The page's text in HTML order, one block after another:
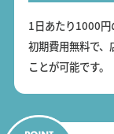
1日あたり1000円
初期費用無料で、
ことが可能です。